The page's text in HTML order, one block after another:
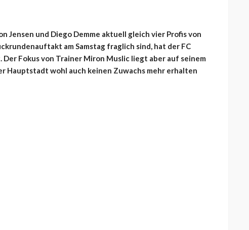
Jensen und Diego Demme aktuell gleich vier Profis von
am Samstag fraglich sind, hat der FC
Fokus von Trainer Miron Muslic liegt aber auf seinem
Hauptstadt wohl auch keinen Zuwachs mehr erhalten